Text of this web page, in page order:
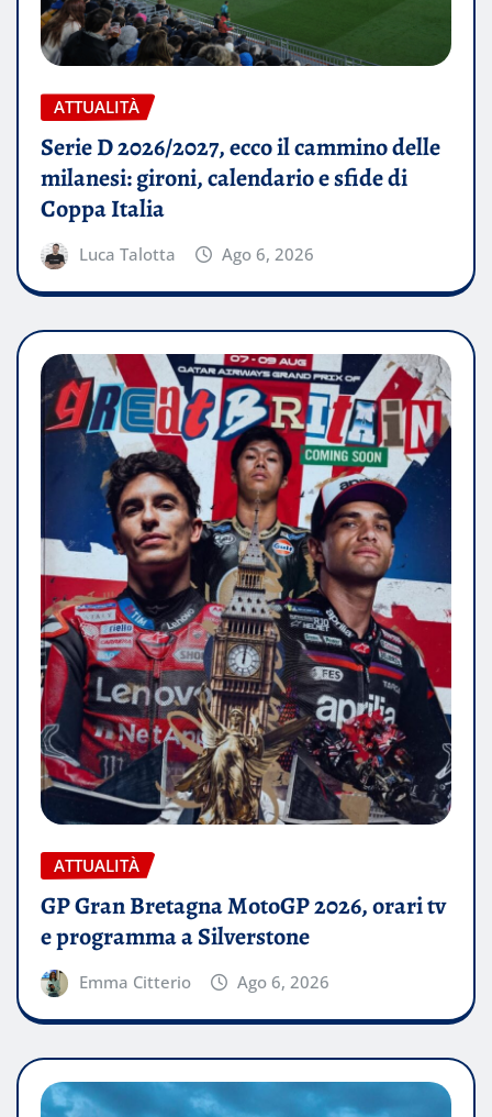
ATTUALITÀ
Serie D 2026/2027, ecco il cammino delle
milanesi: gironi, calendario e sfide di
Coppa Italia
Luca Talotta Ago 6, 2026
ATTUALITÀ
GP Gran Bretagna MotoGP 2026, orari tv
e programma a Silverstone
Emma Citterio Ago 6, 2026